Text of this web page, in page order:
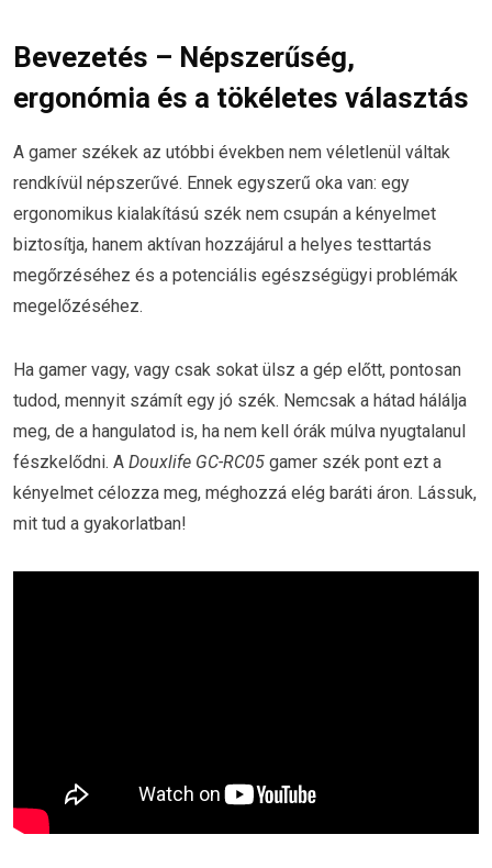
Bevezetés – Népszerűség,
ergonómia és a tökéletes választás
A gamer székek az utóbbi években nem véletlenül váltak
rendkívül népszerűvé. Ennek egyszerű oka van: egy
ergonomikus kialakítású szék nem csupán a kényelmet
biztosítja, hanem aktívan hozzájárul a helyes testtartás
megőrzéséhez és a potenciális egészségügyi problémák
megelőzéséhez.
Ha gamer vagy, vagy csak sokat ülsz a gép előtt, pontosan
tudod, mennyit számít egy jó szék. Nemcsak a hátad hálálja
meg, de a hangulatod is, ha nem kell órák múlva nyugtalanul
fészkelődni. A Douxlife GC-RC05 gamer szék pont ezt a
kényelmet célozza meg, méghozzá elég baráti áron. Lássuk,
mit tud a gyakorlatban!